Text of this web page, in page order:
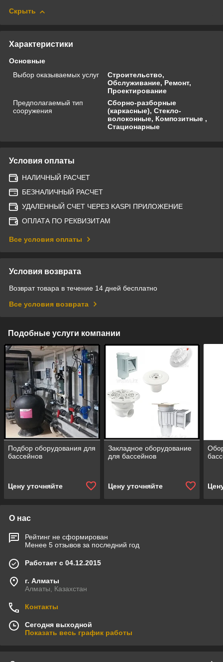
Скрыть
Характеристики
Основные
Выбор оказываемых услуг
Строительство,
Обслуживание, Ремонт,
Проектирование
Предполагаемый тип
сооружения
Сборно-разборные
(каркасные), Стекло-
волоконные, Композитные ,
Стационарные
Условия оплаты
НАЛИЧНЫЙ РАСЧЕТ
БЕЗНАЛИЧНЫЙ РАСЧЕТ
УДАЛЕННЫЙ СЧЕТ ЧЕРЕЗ KASPI ПРИЛОЖЕНИЕ
ОПЛАТА ПО РЕКВИЗИТАМ
Все условия оплаты
Условия возврата
Возврат товара в течение 14 дней бесплатно
Все условия возврата
Подобные услуги компании
Подбор оборудования для
бассейнов
Цену уточняйте
Закладное оборудование
для бассейнов
Цену уточняйте
О нас
Рейтинг не сформирован
Менее 5 отзывов за последний год
Работает с 04.12.2015
г. Алматы
Алматы, Казахстан
Контакты
Сегодня выходной
Показать весь график работы